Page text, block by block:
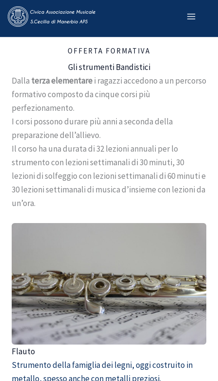
Skip
OFFERTA FORMATIVA
Gli strumenti Bandistici
Dalla terza elementarei ragazzi accedono a un percorso
formativo composto da cinque corsi più
perfezionamento.
I corsi possono durare più anni a seconda della
preparazione dell’allievo.
Il corso ha una durata di 32 lezioni annuali per lo
strumento con lezioni settimanali di 30 minuti, 30
lezioni di solfeggio con lezioni settimanali di 60 minuti e
30 lezioni settimanali di musica d’insieme con lezioni da
un’ora.
Flauto
Strumento della famiglia dei legni, oggi costruito in
metallo, spesso anche con metalli preziosi.